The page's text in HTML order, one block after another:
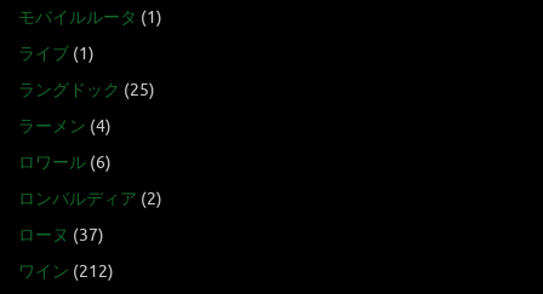
モバイルルータ (1)
ライブ (1)
ラングドック (25)
ラーメン (4)
ロワール (6)
ロンバルディア (2)
ローヌ (37)
ワイン (212)